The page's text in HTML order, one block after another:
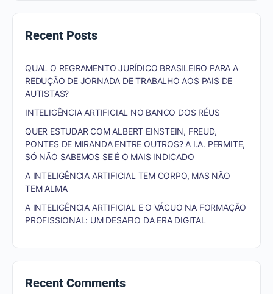
Recent Posts
QUAL O REGRAMENTO JURÍDICO BRASILEIRO PARA A
REDUÇÃO DE JORNADA DE TRABALHO AOS PAIS DE
AUTISTAS?
INTELIGÊNCIA ARTIFICIAL NO BANCO DOS RÉUS
QUER ESTUDAR COM ALBERT EINSTEIN, FREUD,
PONTES DE MIRANDA ENTRE OUTROS? A I.A. PERMITE,
SÓ NÃO SABEMOS SE É O MAIS INDICADO
A INTELIGÊNCIA ARTIFICIAL TEM CORPO, MAS NÃO
TEM ALMA
A INTELIGÊNCIA ARTIFICIAL E O VÁCUO NA FORMAÇÃO
PROFISSIONAL: UM DESAFIO DA ERA DIGITAL
Recent Comments